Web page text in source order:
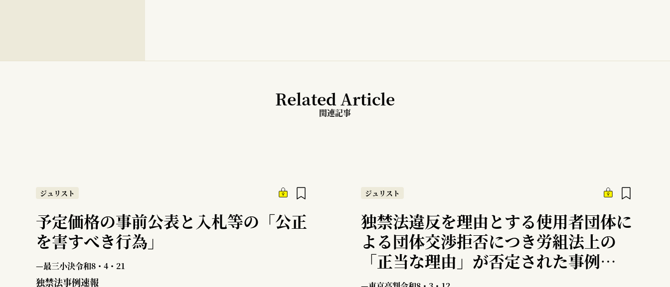
Related Article
関連記事
ジュリスト
予定価格の事前公表と入札等の「公正
を害すべき行為」
—最三小決令和8・4・21
独禁法事例速報
ジュリスト
独禁法違反を理由とする使用者団体に
よる団体交渉拒否につき労組法上の
「正当な理由」が否定された事例
—日本港運協会事件東京高裁判決